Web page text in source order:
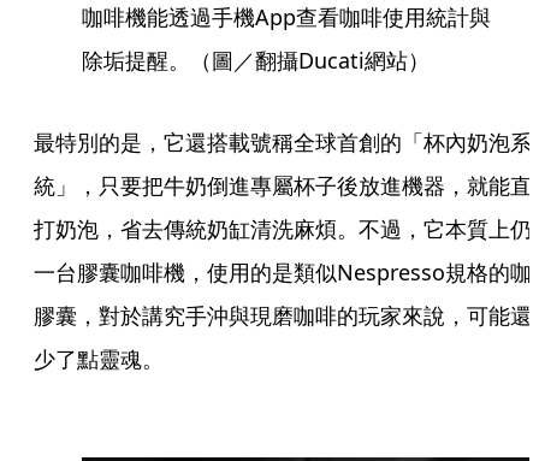
咖啡機能透過手機App查看咖啡使用統計與
除垢提醒。（圖／翻攝Ducati網站）
最特別的是，它還搭載號稱全球首創的「杯內奶泡系
統」，只要把牛奶倒進專屬杯子後放進機器，就能直
打奶泡，省去傳統奶缸清洗麻煩。不過，它本質上仍
一台膠囊咖啡機，使用的是類似Nespresso規格的咖
膠囊，對於講究手沖與現磨咖啡的玩家來說，可能還
少了點靈魂。